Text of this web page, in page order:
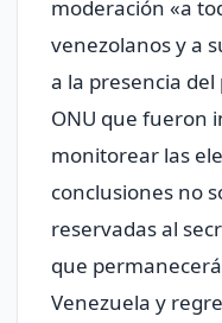
moderación «a
venezolanos y a
a la presencia
ONU que fueron
monitorear las
conclusiones no
reservadas al
que
Venezuela y